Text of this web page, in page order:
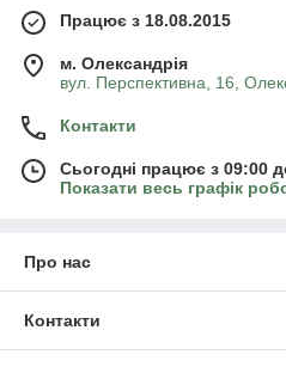
Працює з 18.08.2015
м. Олександрія
вул. Перспективна, 16,
Контакти
Сьогодні працює з 09:00
Показати весь графік
Про нас
Контакти